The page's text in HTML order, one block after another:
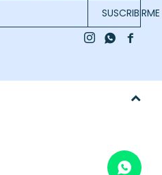
SUSCRIBIRME

 